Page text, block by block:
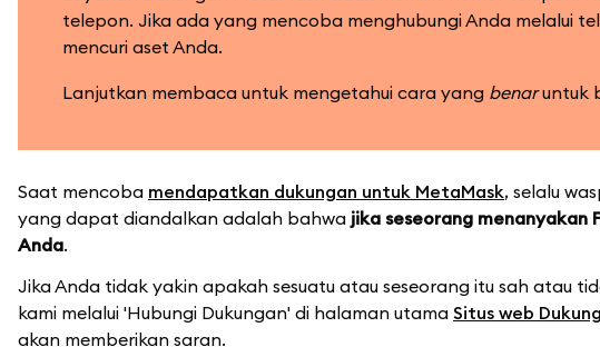
telepon. Jika ada yang mencoba menghubungi Anda melalui
mencuri aset Anda.
Lanjutkan membaca untuk mengetahui cara yang benaruntuk
Saat mencoba mendapatkan dukungan untuk MetaMask, selalu
yang dapat diandalkan adalah bahwa jika seseorang menanyakan
Anda.
Jika Anda tidak yakin apakah sesuatu atau seseorang itu sah atau
kami melalui 'Hubungi Dukungan' di halaman utama Situs web
akan memberikan saran.